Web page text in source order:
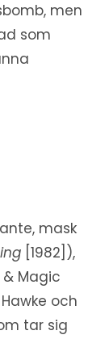
men
som
mask
[1982]),
Magic
och
tar sig